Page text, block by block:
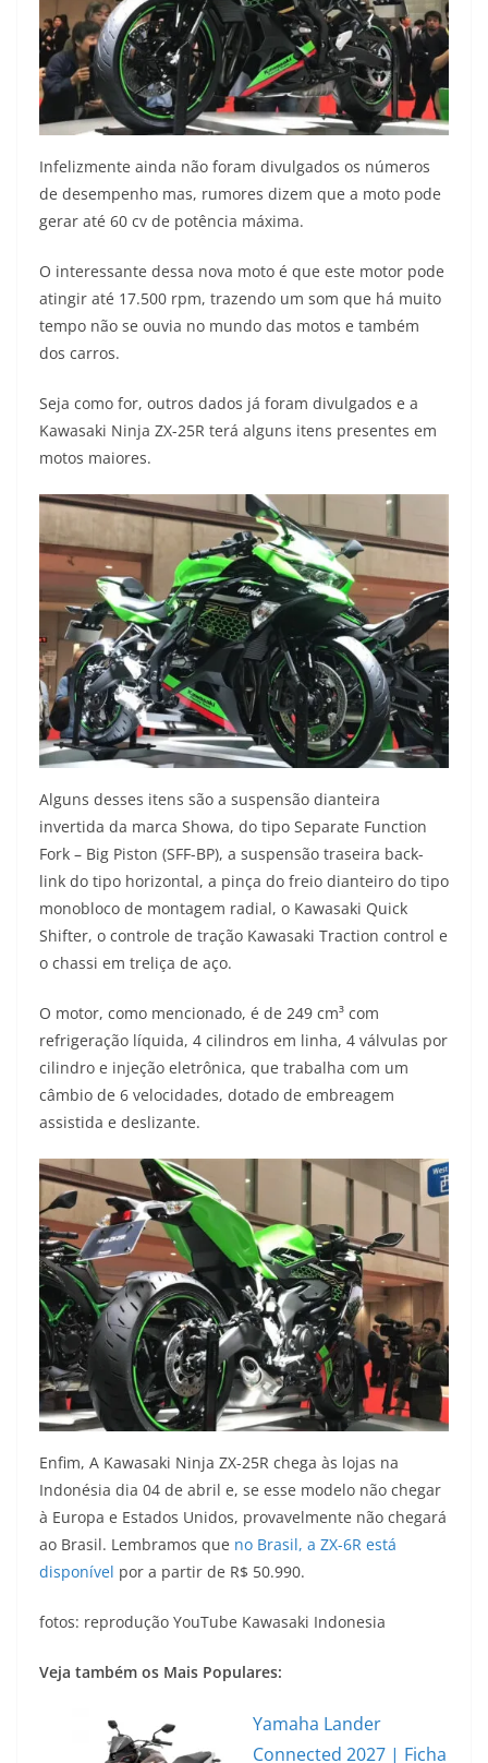
Infelizmente ainda não foram divulgados os números
de desempenho mas, rumores dizem que a moto pode
gerar até 60 cv de potência máxima.
O interessante dessa nova moto é que este motor pode
atingir até 17.500 rpm, trazendo um som que há muito
tempo não se ouvia no mundo das motos e também
dos carros.
Seja como for, outros dados já foram divulgados e a
Kawasaki Ninja ZX-25R terá alguns itens presentes em
motos maiores.
Alguns desses itens são a suspensão dianteira
invertida da marca Showa, do tipo Separate Function
Fork – Big Piston (SFF-BP), a suspensão traseira back-
link do tipo horizontal, a pinça do freio dianteiro do tipo
monobloco de montagem radial, o Kawasaki Quick
Shifter, o controle de tração Kawasaki Traction control e
o chassi em treliça de aço.
O motor, como mencionado, é de 249 cm³ com
refrigeração líquida, 4 cilindros em linha, 4 válvulas por
cilindro e injeção eletrônica, que trabalha com um
câmbio de 6 velocidades, dotado de embreagem
assistida e deslizante.
Enfim, A Kawasaki Ninja ZX-25R chega às lojas na
Indonésia dia 04 de abril e, se esse modelo não chegar
à Europa e Estados Unidos, provavelmente não chegará
ao Brasil. Lembramos que no Brasil, a ZX-6R está
disponível por a partir de R$ 50.990.
fotos: reprodução YouTube Kawasaki Indonesia
Veja também os Mais Populares:
Yamaha Lander
Connected 2027 | Ficha